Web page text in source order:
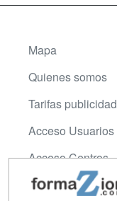
Mapa
Quienes somos
Tarifas publicidad
Acceso Usuarios
Acceso Centros